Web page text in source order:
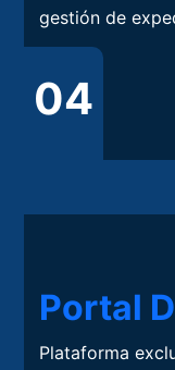
gestión de
04
Portal
Plataforma